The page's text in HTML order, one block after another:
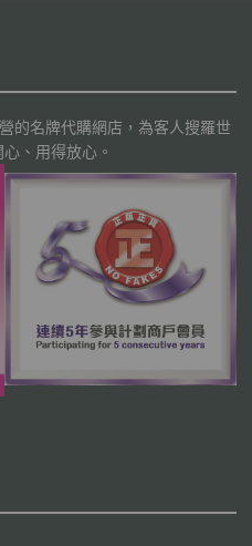
名牌代購網店，為客人搜羅世
、用得放心。